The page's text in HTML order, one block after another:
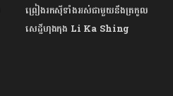
ព្រៀងរកស៊ីទាំងអស់ជាមួយនឹងត្រកូល
សេដ្ឋីហុងកុង Li Ka Shing